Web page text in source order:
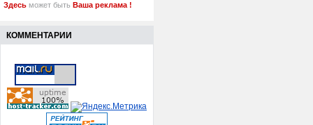
Здесь может быть Ваша реклама !
КОММЕНТАРИИ